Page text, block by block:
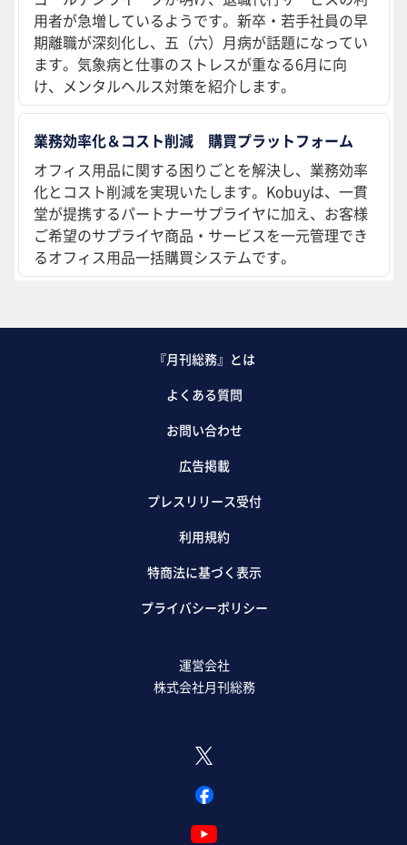
用者が急増しているようです。新卒・若手社員の早
期離職が深刻化し、五（六）月病が話題になってい
ます。気象病と仕事のストレスが重なる6月に向
け、メンタルヘルス対策を紹介します。
業務効率化＆コスト削減 購買プラットフォーム
オフィス用品に関する困りごとを解決し、業務効率
化とコスト削減を実現いたします。Kobuyは、一貫
堂が提携するパートナーサプライヤに加え、お客様
ご希望のサプライヤ商品・サービスを一元管理でき
るオフィス用品一括購買システムです。
『月刊総務』とは
よくある質問
お問い合わせ
広告掲載
プレスリリース受付
利用規約
特商法に基づく表示
プライバシーポリシー
運営会社
株式会社月刊総務